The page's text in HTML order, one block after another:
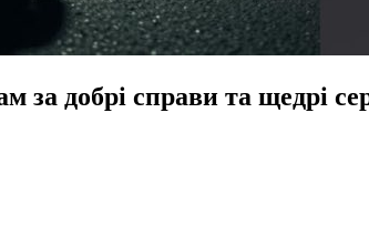
за добрі справи та щедрі